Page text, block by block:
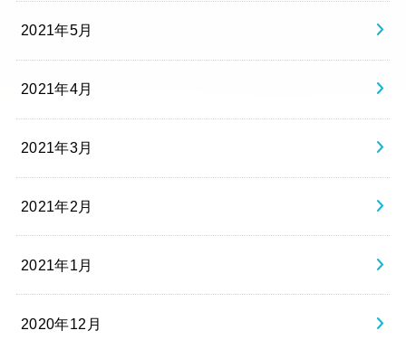
2021年5月
2021年4月
2021年3月
2021年2月
2021年1月
2020年12月